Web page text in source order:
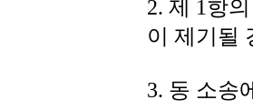
2. 제 1항
이 제기될
3. 동 소송